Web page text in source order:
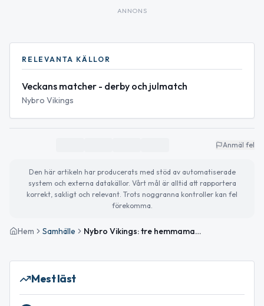
ANNONS
RELEVANTA KÄLLOR
Veckans matcher - derby och julmatch
Nybro Vikings
Anmäl fel
Den här artikeln har producerats med stöd av automatiserade
system och externa datakällor. Vårt mål är alltid att rapportera
korrekt, sakligt och relevant. Trots noggranna kontroller kan fel
förekomma.
Hem Samhälle Nybro Vikings: tre hemmamatcher i Liljas Arena — julmatch med insamling
Mest läst